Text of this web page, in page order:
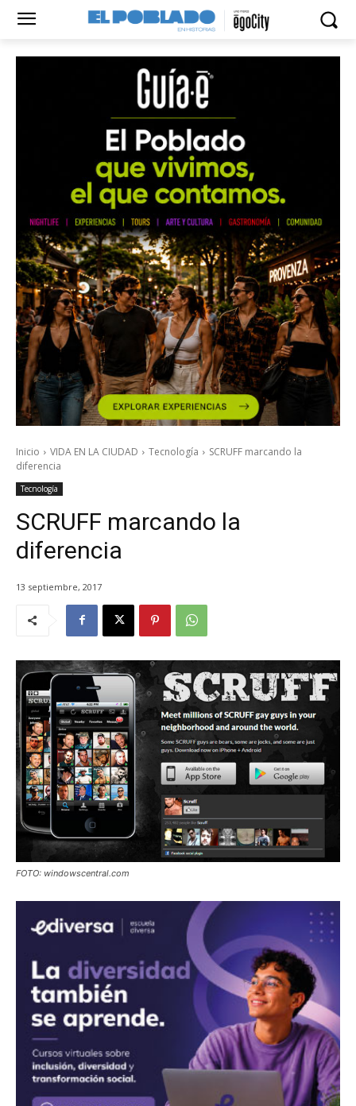
Inicio VIDA EN LA CIUDAD Tecnología
SCRUFF marcando la
diferencia
Tecnología
SCRUFF marcando la
diferencia
13 septiembre, 2017
FOTO: windowscentral.com